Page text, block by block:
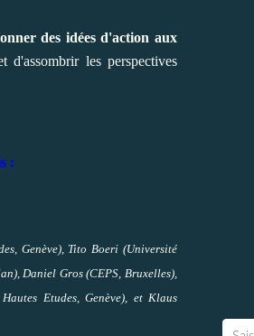
des idées d'action aux
les perspectives
:
Genève), Tito Boeri (Université
Daniel Gros (CEPS, Bruxelles),
Etudes, Genève), et Klaus